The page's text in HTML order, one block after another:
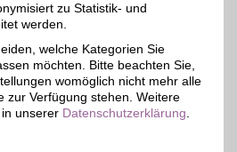
zu Statistik- und
werden.
welche Kategorien Sie
möchten. Bitte beachten Sie,
womöglich nicht mehr alle
zur Verfügung stehen. Weitere
unserer Datenschutzerklärung